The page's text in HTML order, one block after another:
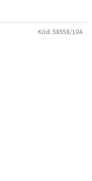
Kód: 58558/104